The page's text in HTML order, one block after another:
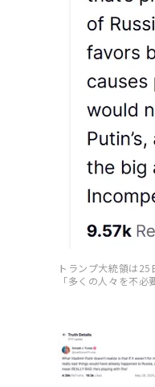
トランプ大統領は
「多くの人々を不